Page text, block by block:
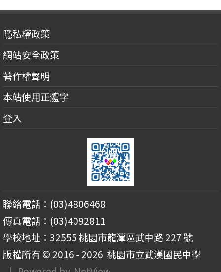
隱私權政策
網站安全政策
著作權聲明
本站使用正體字
登入
聯絡電話：(03)4806468
傳真電話：(03)4092811
學校地址：32555 桃園市龍潭區武中路 227 號
版權所有 © 2016 - 2026 桃園市立武漢國民中學